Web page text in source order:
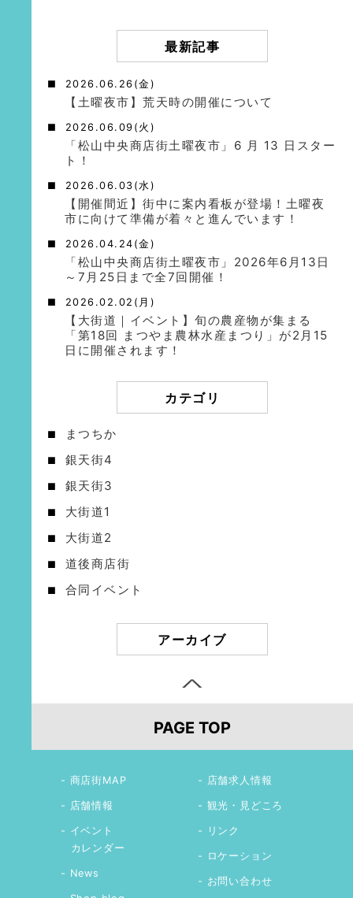
最新記事
2026.06.26(金)
【土曜夜市】荒天時の開催について
2026.06.09(火)
「松山中央商店街土曜夜市」6 月 13 日スター
ト！
2026.06.03(水)
【開催間近】街中に案内看板が登場！土曜夜
市に向けて準備が着々と進んでいます！
2026.04.24(金)
「松山中央商店街土曜夜市」2026年6月13日
～7月25日まで全7回開催！
2026.02.02(月)
【大街道｜イベント】旬の農産物が集まる
「第18回 まつやま農林水産まつり」が2月15
日に開催されます！
カテゴリ
まつちか
銀天街4
銀天街3
大街道1
大街道2
道後商店街
合同イベント
アーカイブ
PAGE TOP
商店街MAP
店舗情報
イベント
カレンダー
News
店舗求人情報
観光・見どころ
リンク
ロケーション
お問い合わせ